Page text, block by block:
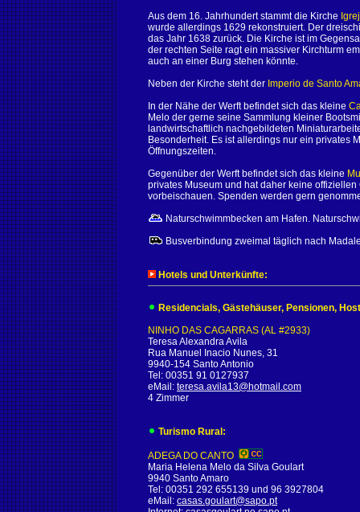
Aus dem 16. Jahrhundert stammt die Kirche
wurde allerdings 1629 rekonstruiert. Der
das Jahr 1638 zurück. Die Kirche ist im
der rechten Seite ragt ein massiver Kirchturm
auch an einer Burg stehen könnte.
Neben der Kirche steht der Imperio de Santo
In der Nähe der Werft befindet sich das kleine
Melo der gerne seine Sammlung kleiner
landwirtschaftlich nachgebildeten
Besonderheit. Es ist allerdings nur ein privates
Öffnungszeiten.
Gegenüber der Werft befindet sich das kleine
privates Museum und hat daher keine
vorbeischauen. Spenden werden gern
Naturschwimmbecken am Hafen.
Busverbindung zweimal täglich nach
Hotels und Unterkünfte:
Residencials, Gästehäuser, Pensionen,
NINHO DAS CAGARRAS (AL #2933)
Teresa Alexandra Avila
Rua Manuel Inacio Nunes, 31
9940-154 Santo Antonio
Tel: 00351 91 0127937
eMail: teresa.avila13@hotmail.com
4 Zimmer
Turismo Rural:
ADEGA DO CANTO
Maria Helena Melo da Silva Goulart
9940 Santo Amaro
Tel: 00351 292 655139 und 96 3927804
eMail: casas.goulart@sapo.pt